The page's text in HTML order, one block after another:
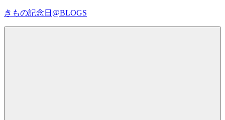
コ
きもの記念日@BLOGS